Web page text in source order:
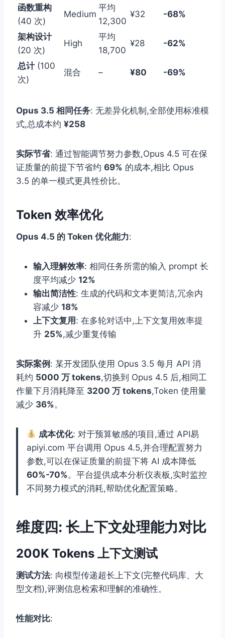
函数重构
(40 次)
Medium
平均
12,300
¥32 -68%
架构设计
(20 次)
High
平均
18,700
¥28 -62%
总计(100
次)
混合 – ¥80 -69%
Opus 3.5 相同任务: 无差异化机制,全部使用标准模
式,总成本约 ¥258
实际节省: 通过智能调节努力参数,Opus 4.5 可在保
证质量的前提下节省约 69% 的成本,相比 Opus
3.5 的单一模式更具性价比。
Token 效率优化
Opus 4.5 的 Token 优化能力:
输入理解效率: 相同任务所需的输入 prompt 长
度平均减少 12%
输出简洁性: 生成的代码和文本更简洁,冗余内
容减少 18%
上下文复用: 在多轮对话中,上下文复用效率提
升 25%,减少重复传输
实际案例 : 某开发团队使用 Opus 3.5 每月 API 消
耗约 5000 万 tokens,切换到 Opus 4.5 后,相同工
作量下月消耗降至 3200 万 tokens,Token 使用量
减少 36%。
成本优化: 对于预算敏感的项目,通过 API易
apiyi.com 平台调用 Opus 4.5,并合理配置努力
参数,可以在保证质量的前提下将 AI 成本降低
60%-70%。平台提供成本分析仪表板,实时监控
不同努力模式的消耗,帮助优化配置策略。
维度四: 长上下文处理能力对比
200K Tokens 上下文测试
测试方法: 向模型传递超长上下文(完整代码库、大
型文档),评测信息检索和理解的准确性。
性能对比: